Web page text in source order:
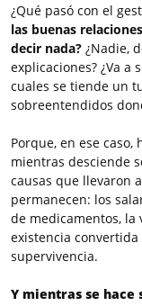
¿Qué pasó con el
las buenas
decir nada? ¿Nadie,
explicaciones? ¿Va a
cuales se tiende un
sobreentendidos
Porque, en ese
mientras desciende
causas que llevaron
permanecen: los
de medicamentos,
existencia
supervivencia.
Y mientras se hace